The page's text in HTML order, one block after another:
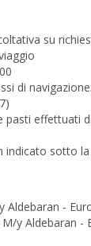
su
di
pasti effettuati
indicato sotto
Aldebaran -
M/y Aldebaran -